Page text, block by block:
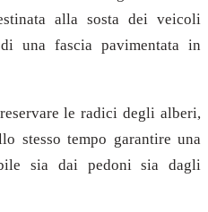
alla sosta dei veicoli
una fascia pavimentata in
le radici degli alberi,
stesso tempo garantire una
sia dai pedoni sia dagli